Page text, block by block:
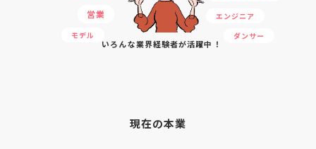
モデル
営業
エンジニア
ダンサー
いろんな業界経験者が活躍中！
現在の本業